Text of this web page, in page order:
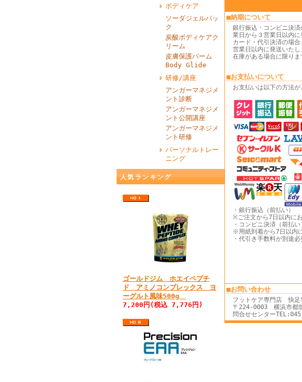
ボディケア
ソーダジェルパッ
ク
炭酸ボディケアク
リーム
皮膚保護バーム
Body Glide
研修/講座
アンガーマネジメ
ント診断
アンガーマネジメ
ント公開講座
アンガーマネジメ
ント研修
パーソナルトレー
ニング
人気ランキング
ゴールドジム ホエイペプチ
ド アミノコンプレックス ヨ
ーグルト風味500g
7,200円(税込 7,776円)
■納期について
銀行振込・コンビニ決
業日から３営業日以内に
カード・代引決済の場
営業日以内に発送いたし
在庫がある場合に限りま
■お支払いについて
お支払いは以下の方法が
・銀行振込（前払い）
※ご注文から7日以内に
・コンビニ決済（前払い
※用紙到着から7日以内
・代引き手数料が別途必
■お問い合わせ
フットケア専門店 快足
〒224-0003 横浜市都
問合せセンター